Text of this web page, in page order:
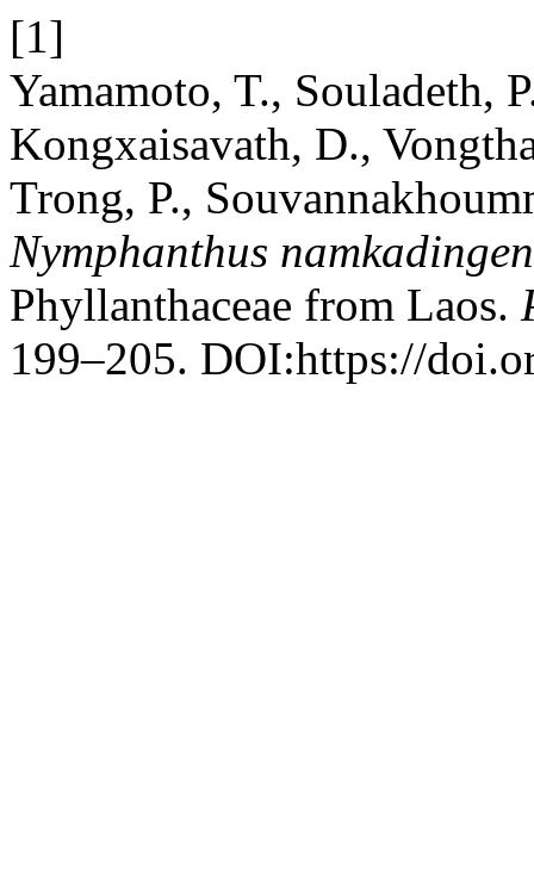
[1]
Yamamoto, T., Souladeth,
Kongxaisavath, D.,
Trong, P.,
Nymphanthus
Phyllanthaceae from Laos.
199–205. DOI:https://